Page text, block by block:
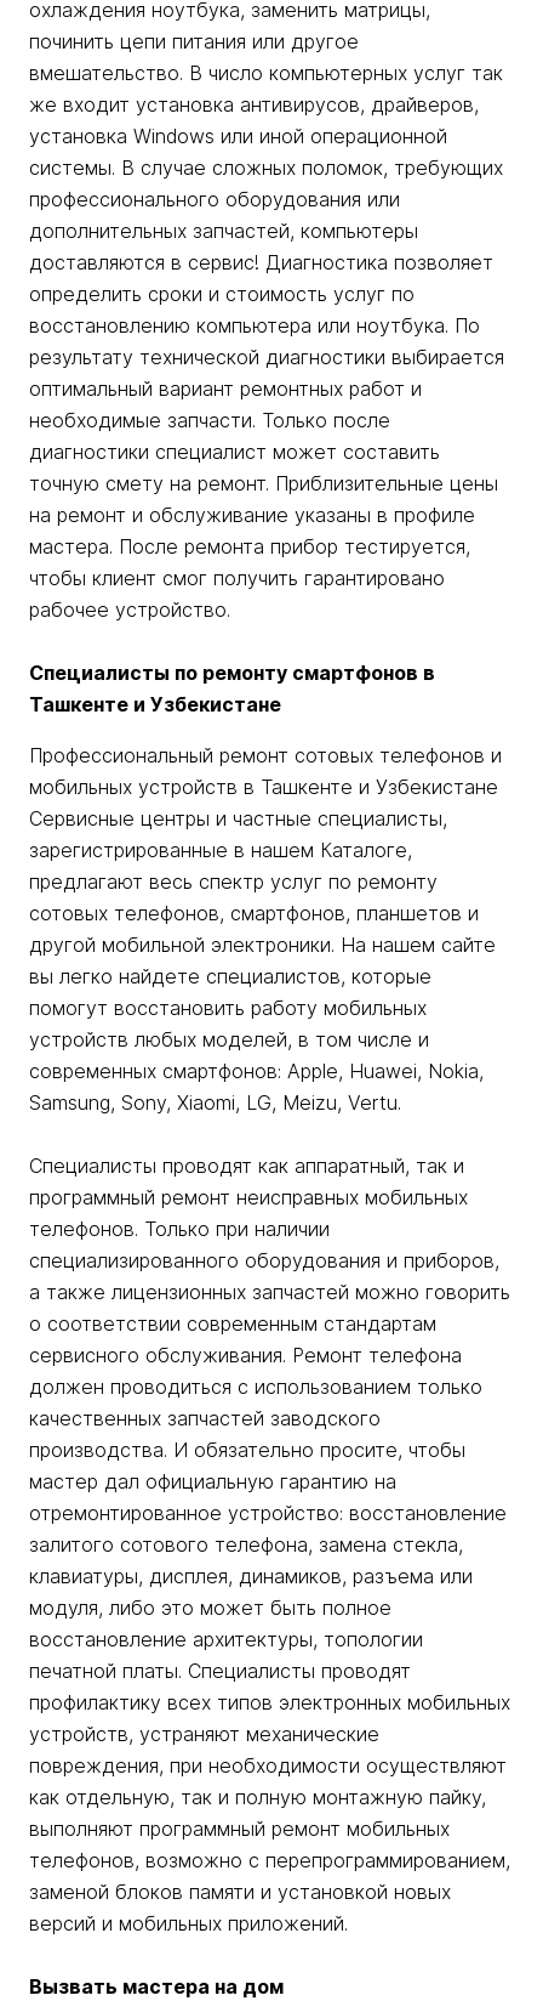
охлаждения ноутбука, заменить матрицы,
починить цепи питания или другое
вмешательство. В число компьютерных услуг так
же входит установка антивирусов, драйверов,
установка Windows или иной операционной
системы. В случае сложных поломок, требующих
профессионального оборудования или
дополнительных запчастей, компьютеры
доставляются в сервис! Диагностика позволяет
определить сроки и стоимость услуг по
восстановлению компьютера или ноутбука. По
результату технической диагностики выбирается
оптимальный вариант ремонтных работ и
необходимые запчасти. Только после
диагностики специалист может составить
точную смету на ремонт. Приблизительные цены
на ремонт и обслуживание указаны в профиле
мастера. После ремонта прибор тестируется,
чтобы клиент смог получить гарантировано
рабочее устройство.
Специалисты по ремонту смартфонов в
Ташкенте и Узбекистане
Профессиональный ремонт сотовых телефонов и
мобильных устройств в Ташкенте и Узбекистане
Сервисные центры и частные специалисты,
зарегистрированные в нашем Каталоге,
предлагают весь спектр услуг по ремонту
сотовых телефонов, смартфонов, планшетов и
другой мобильной электроники. На нашем сайте
вы легко найдете специалистов, которые
помогут восстановить работу мобильных
устройств любых моделей, в том числе и
современных смартфонов: Apple, Huawei, Nokia,
Samsung, Sony, Xiaomi, LG, Meizu, Vertu.
Специалисты проводят как аппаратный, так и
программный ремонт неисправных мобильных
телефонов. Только при наличии
специализированного оборудования и приборов,
а также лицензионных запчастей можно говорить
о соответствии современным стандартам
сервисного обслуживания. Ремонт телефона
должен проводиться с использованием только
качественных запчастей заводского
производства. И обязательно просите, чтобы
мастер дал официальную гарантию на
отремонтированное устройство: восстановление
залитого сотового телефона, замена стекла,
клавиатуры, дисплея, динамиков, разъема или
модуля, либо это может быть полное
восстановление архитектуры, топологии
печатной платы. Специалисты проводят
профилактику всех типов электронных мобильных
устройств, устраняют механические
повреждения, при необходимости осуществляют
как отдельную, так и полную монтажную пайку,
выполняют программный ремонт мобильных
телефонов, возможно с перепрограммированием,
заменой блоков памяти и установкой новых
версий и мобильных приложений.
Вызвать мастера на дом